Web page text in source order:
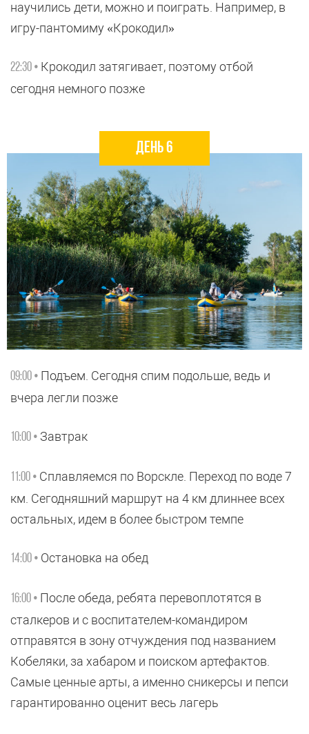
научились дети, можно и поиграть. Например, в
игру-пантомиму «Крокодил»
22:30 • Крокодил затягивает, поэтому отбой
сегодня немного позже
день 6
09:00 • Подъем. Сегодня спим подольше, ведь и
вчера легли позже
10:00 • Завтрак
11:00 • Сплавляемся по Ворскле. Переход по воде 7
км. Сегодняшний маршрут на 4 км длиннее всех
остальных, идем в более быстром темпе
14:00 • Остановка на обед
16:00 • После обеда, ребята перевоплотятся в
сталкеров и с воспитателем-командиром
отправятся в зону отчуждения под названием
Кобеляки, за хабаром и поиском артефактов.
Самые ценные арты, а именно сникерсы и пепси
гарантированно оценит весь лагерь